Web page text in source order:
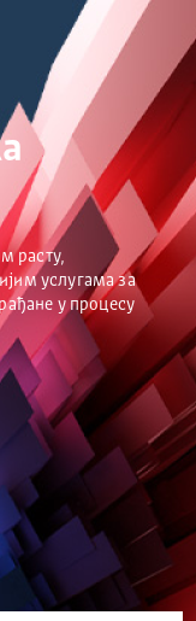
расту,
услугама за
у процесу